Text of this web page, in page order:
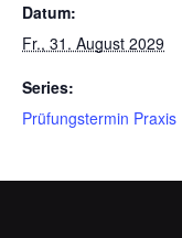
Datum:
Fr., 31. August 2029
Series:
Prüfungstermin Praxis